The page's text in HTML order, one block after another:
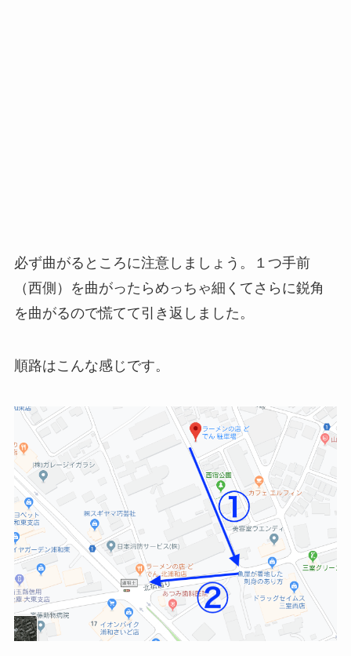
必ず曲がるところに注意しましょう。１つ手前
（西側）を曲がったらめっちゃ細くてさらに鋭角
を曲がるので慌てて引き返しました。
順路はこんな感じです。